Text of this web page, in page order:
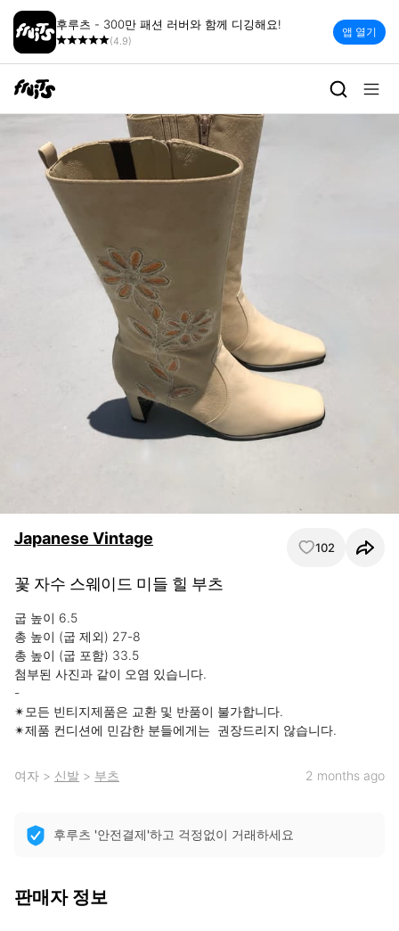
후루츠 - 300만 패션 러버와 함께 디깅해요!
(4.9)
앱 열기
Japanese Vintage 102
꽃 자수 스웨이드 미들 힐 부츠
굽 높이 6.5
총 높이 (굽 제외) 27-8
총 높이 (굽 포함) 33.5
첨부된 사진과 같이 오염 있습니다.
-
✴︎모든 빈티지제품은 교환 및 반품이 불가합니다.
︎✴︎제품 컨디션에 민감한 분들에게는  권장드리지 않습니다.
여자 > 신발 > 부츠 2 months ago
후루츠 '안전결제'하고 걱정없이 거래하세요
판매자 정보